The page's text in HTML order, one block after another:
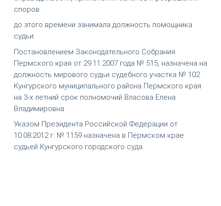
споров.
до этого времени занимала должность помощника
судьи.
Постановлением Законодательного Собрания
Пермского края от 29.11.2007 года № 515, назначена на
должность мирового судьи судебного участка № 102
Кунгурского муниципального района Пермского края
на 3-х летний срок полномочий Власова Елена
Владимировна.
Указом Президента Российской Федерации от
10.08.2012 г. № 1159 назначена в Пермском крае
судьей Кунгурского городского суда.